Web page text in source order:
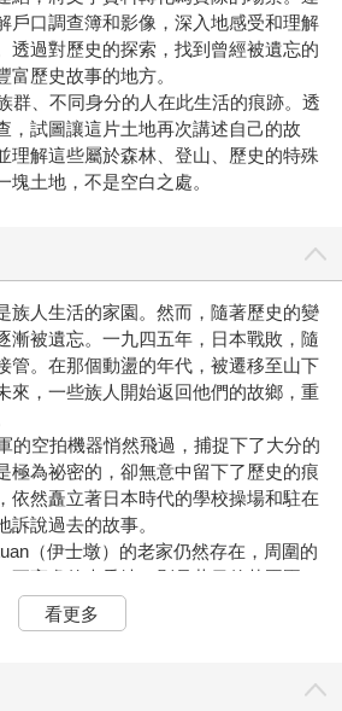
戶口調查簿和影像，深入地感受和理解
透過對歷史的探索，找到曾經被遺忘的
富歷史故事的地方。
、不同身分的人在此生活的痕跡。透
，試圖讓這片土地再次講述自己的故
理解這些屬於森林、登山、歷史的特殊
土地，不是空白之處。
族人生活的家園。然而，隨著歷史的變
漸被遺忘。一九四五年，日本戰敗，隨
管。在那個動盪的年代，被遷移至山下
來，一些族人開始返回他們的故鄉，重
空拍機器悄然飛過，捕捉下了大分的
極為祕密的，卻無意中留下了歷史的痕
依然矗立著日本時代的學校操場和駐在
訴說過去的故事。
（伊士墩）的老家仍然存在，周圍的
更高處的光禿地，則是昔日的苗圃園
清晰可見。吳家、蔡家和李家等家庭，
作，生活著。
大分的族人一直都在。後來，林務局告
看更多